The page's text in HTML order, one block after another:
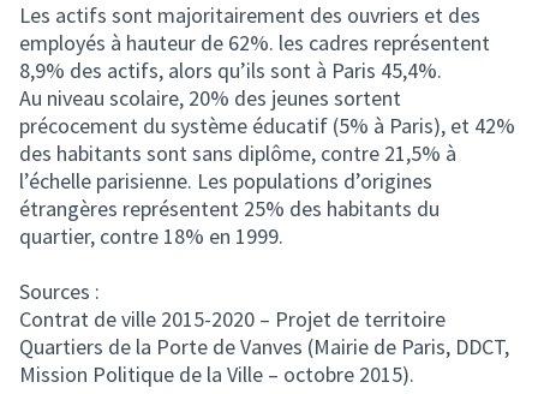
Les actifs sont majoritairement des ouvriers et des
employés à hauteur de 62%. les cadres représentent
8,9% des actifs, alors qu’ils sont à Paris 45,4%.
Au niveau scolaire, 20% des jeunes sortent
précocement du système éducatif (5% à Paris), et 42%
des habitants sont sans diplôme, contre 21,5% à
l’échelle parisienne. Les populations d’origines
étrangères représentent 25% des habitants du
quartier, contre 18% en 1999.
Sources :
Contrat de ville 2015-2020 – Projet de territoire
Quartiers de la Porte de Vanves (Mairie de Paris, DDCT,
Mission Politique de la Ville – octobre 2015).